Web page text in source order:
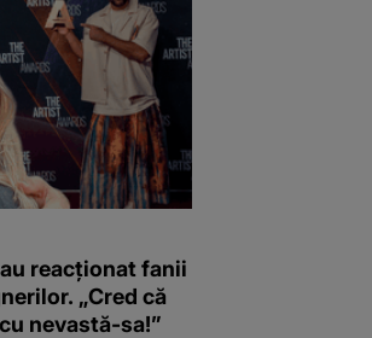
reacționat fanii
„Cred că
nevastă-sa!”